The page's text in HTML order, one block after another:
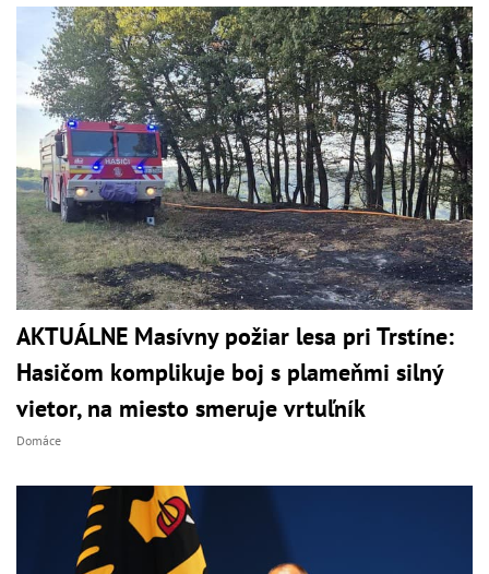
AKTUÁLNE Masívny požiar lesa pri Trstíne:
Hasičom komplikuje boj s plameňmi silný
vietor, na miesto smeruje vrtuľník
Domáce